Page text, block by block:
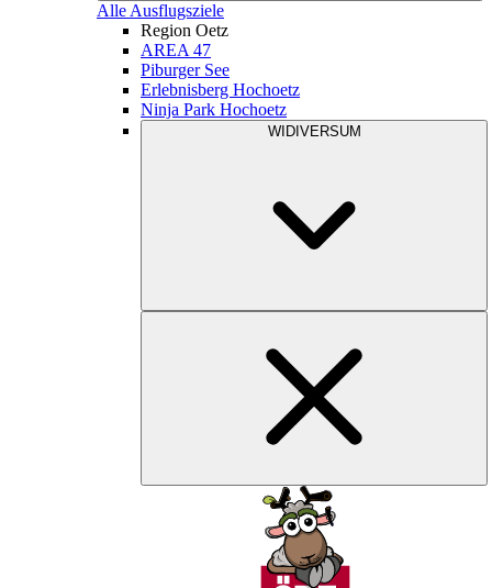
Alle Ausflugsziele
Region Oetz
AREA 47
Piburger See
Erlebnisberg Hochoetz
Ninja Park Hochoetz
WIDIVERSUM